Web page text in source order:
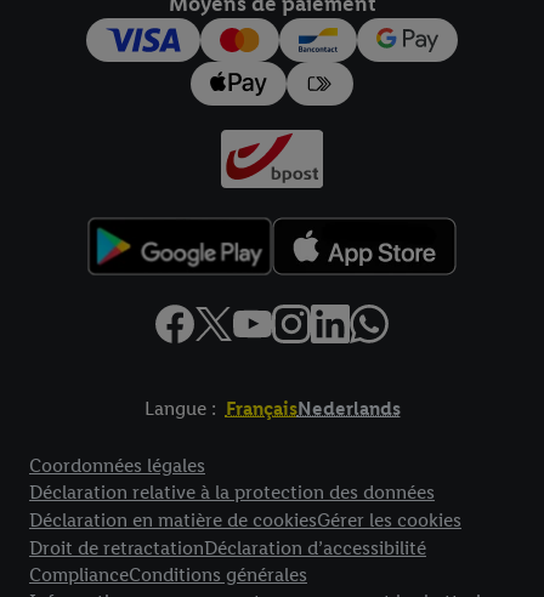
Langue : FrançaisNederlands
Coordonnées légales
Déclaration relative à la protection des données
Déclaration en matière de cookiesGérer les cookies
Droit de retractationDéclaration d’accessibilité
ComplianceConditions générales